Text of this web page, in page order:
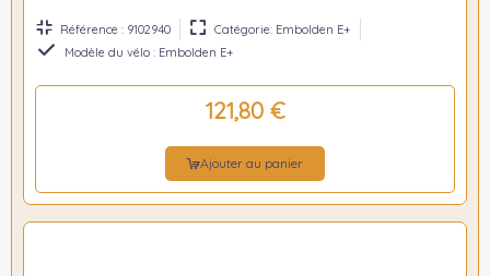
Référence : 9102940
Catégorie: Embolden E+
Modèle du vélo : Embolden E+
121,80 €
Ajouter au panier